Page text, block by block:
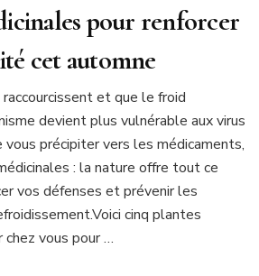
pour renforcer
cet automne
et que le froid
devient plus vulnérable aux virus
vous précipiter vers les médicaments,
: la nature offre tout ce
vos défenses et prévenir les
cinq plantes
vous pour …